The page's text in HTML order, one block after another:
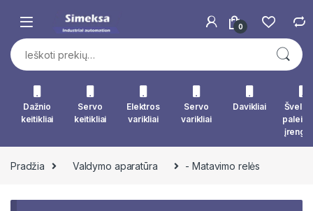
0
Ieškoti:
Dažnio
keitikliai
Servo
keitikliai
Elektros
varikliai
Servo
varikliai
Davikliai
Pradžia Valdymo aparatūra - Matavimo relės